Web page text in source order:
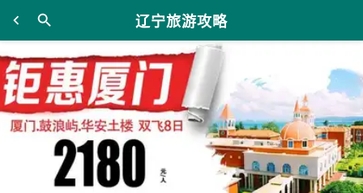
辽宁旅游攻略